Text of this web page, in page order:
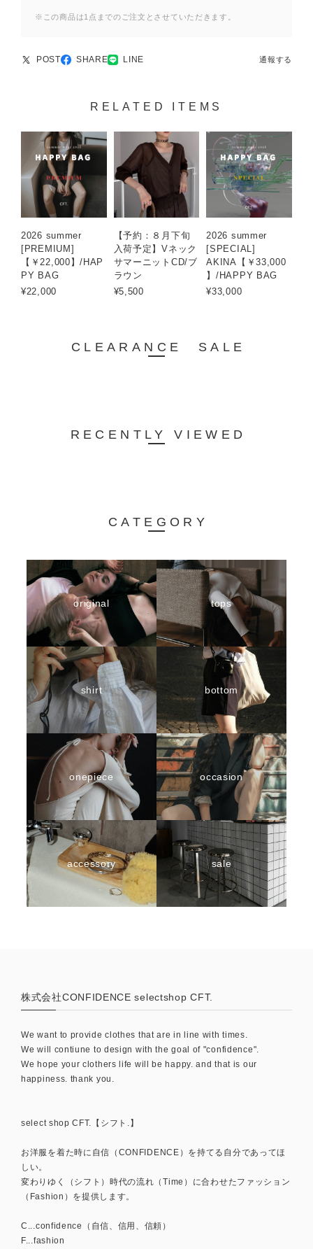
※この商品は1点までのご注文とさせていただきます。
POST SHARE LINE 通報する
RELATED ITEMS
2026 summer
[PREMIUM]
【￥22,000】/HAP
PY BAG
¥22,000
【予約：８月下旬
入荷予定】Vネック
サマーニットCD/ブ
ラウン
¥5,500
2026 summer
[SPECIAL]
AKINA【￥33,000
】/HAPPY BAG
¥33,000
CLEARANCE SALE
RECENTLY VIEWED
CATEGORY
original tops
shirt bottom
onepiece occasion
accessory sale
株式会社CONFIDENCE selectshop CFT.
We want to provide clothes that are in line with times.
We will contiune to design with the goal of "confidence".
We hope your clothers life will be happy. and that is our
happiness. thank you.
select shop CFT.【シフト.】
お洋服を着た時に自信（CONFIDENCE）を持てる自分であってほ
しい。
変わりゆく（シフト）時代の流れ（Time）に合わせたファッション
（Fashion）を提供します。
C...confidence（自信、信用、信頼）
F...fashion